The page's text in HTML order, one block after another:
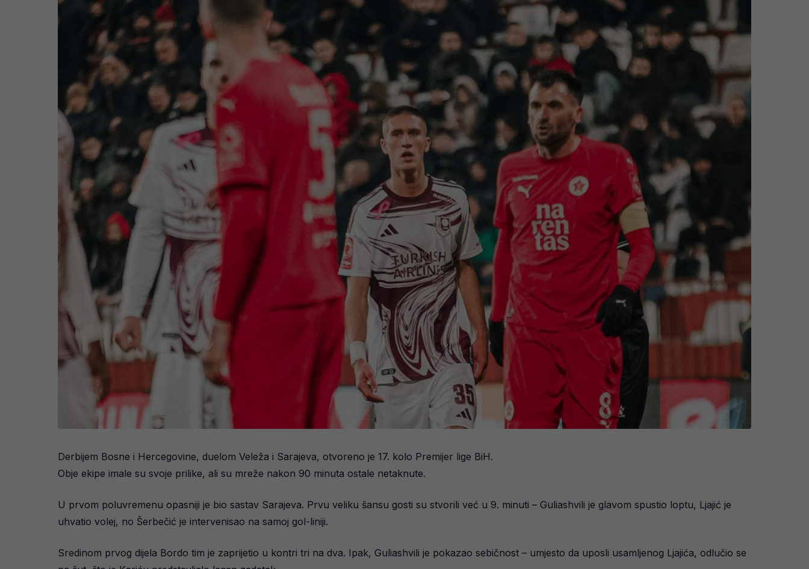
Derbijem Bosne i Hercegovine, duelom Veleža i Sarajeva, otvoreno je 17. kolo Premijer lige BiH.
Obje ekipe imale su svoje prilike, ali su mreže nakon 90 minuta ostale netaknute.
U prvom poluvremenu opasniji je bio sastav Sarajeva. Prvu veliku šansu gosti su stvorili već u 9. minuti – Guliashvili je glavom spustio loptu, Ljajić je
uhvatio volej, no Šerbečić je intervenisao na samoj gol-liniji.
Sredinom prvog dijela Bordo tim je zaprijetio u kontri tri na dva. Ipak, Guliashvili je pokazao sebičnost – umjesto da uposli usamljenog Ljajića, odlučio se